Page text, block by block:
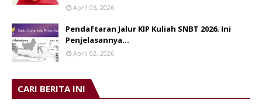
April 06, 2026
Pendaftaran Jalur KIP Kuliah SNBT 2026. Ini
Penjelasannya…
April 02, 2026
CARI BERITA INI